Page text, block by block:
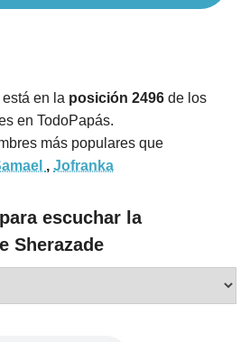
en la posición 2496 de los
en TodoPapás.
más populares que
, Jofranka
escuchar la
Sherazade